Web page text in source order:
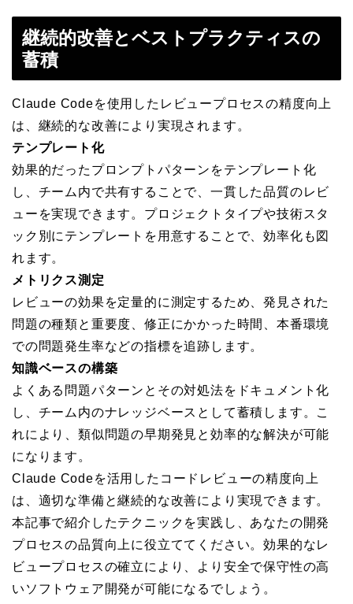
継続的改善とベストプラクティスの
蓄積
Claude Codeを使用したレビュープロセスの精度向上
は、継続的な改善により実現されます。
テンプレート化
効果的だったプロンプトパターンをテンプレート化
し、チーム内で共有することで、一貫した品質のレビ
ューを実現できます。プロジェクトタイプや技術スタ
ック別にテンプレートを用意することで、効率化も図
れます。
メトリクス測定
レビューの効果を定量的に測定するため、発見された
問題の種類と重要度、修正にかかった時間、本番環境
での問題発生率などの指標を追跡します。
知識ベースの構築
よくある問題パターンとその対処法をドキュメント化
し、チーム内のナレッジベースとして蓄積します。こ
れにより、類似問題の早期発見と効率的な解決が可能
になります。
Claude Codeを活用したコードレビューの精度向上
は、適切な準備と継続的な改善により実現できます。
本記事で紹介したテクニックを実践し、あなたの開発
プロセスの品質向上に役立ててください。効果的なレ
ビュープロセスの確立により、より安全で保守性の高
いソフトウェア開発が可能になるでしょう。